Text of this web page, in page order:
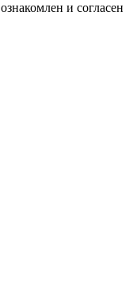
ознакомлен и согласен